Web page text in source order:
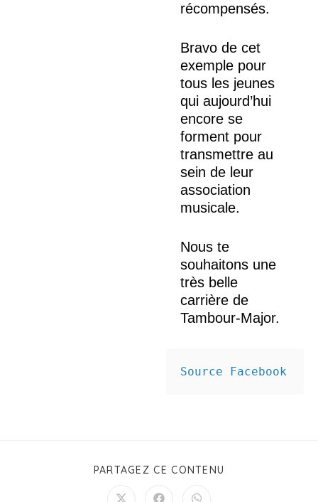
récompensés.
Bravo de cet
exemple pour
tous les jeunes
qui aujourd’hui
encore se
forment pour
transmettre au
sein de leur
association
musicale.
Nous te
souhaitons une
très belle
carrière de
Tambour-Major.
Source Facebook
PARTAGEZ CE CONTENU